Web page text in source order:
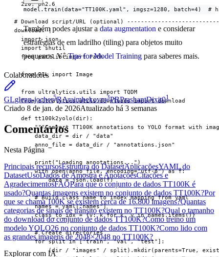
  220: ph2.6
# Download script/URL (optional)
download: |
  import json
  import shutil
  from pathlib import Path
  from PIL import Image
  from ultralytics.utils import TQDM
  from ultralytics.utils.downloads import download
  def tt100k2yolo(dir):
"""Convert TT100K annotations to YOLO format with
      data_dir = dir / "data"
      anno_file = data_dir / "annotations.json"
      print("Loading annotations...")
      with open(anno_file, encoding="utf-8") as f:
          data = json.load(f)
      # Build class name to index mapping from yaml
      names = yaml["names"]
      class_to_idx = {v: k for k, v in names.items()}
      # Create directories
      for split in ["train", "val", "test"]:
(dir / "images" / split).mkdir(parents=True,
model.train(data="TT100K.yaml", imgsz=1280, batch=4)
Também podes ajustar a data augmentation e considerar
estratégias de em ladrilho (tiling) para objetos muito
pequenos. VêTips for Model Training para saberes mais.
Colaboradores
GLglenn-jocher5RAraimbekovm3PRPrashantDixit01
Criado 8 de jan. de 2026Atualizado há 3 semanas
Comentários
Nesta Página
Principais recursosEstrutura do DatasetAplicaçõesYAML do
DatasetUsoDados de Amostra e AnotaçõesCitações e
AgradecimentosFAQPara que o conjunto de dados TT100K é
usado?Quantas imagens existem no conjunto de dados TT100K?Por
que se chama 100K se existem cerca de 16.800 imagens?Quantas
categorias de sinais de trânsito existem no TT100K?Qual o tamanho
do download do conjunto de dados TT100K?Como treino um
modelo YOLO26 no conjunto de dados TT100K?Como lido com
as grandes imagens de 2048×2048 no TT100K?
Explorar com IA